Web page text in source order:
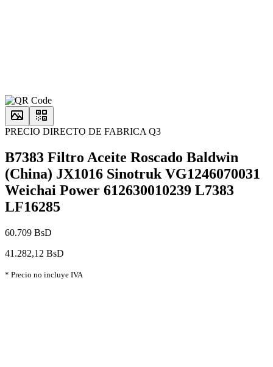
PRECIO DIRECTO DE FABRICA Q3
B7383 Filtro Aceite Roscado Baldwin
(China) JX1016 Sinotruk VG1246070031
Weichai Power 612630010239 L7383
LF16285
60.709 BsD
41.282,12 BsD
* Precio no incluye IVA